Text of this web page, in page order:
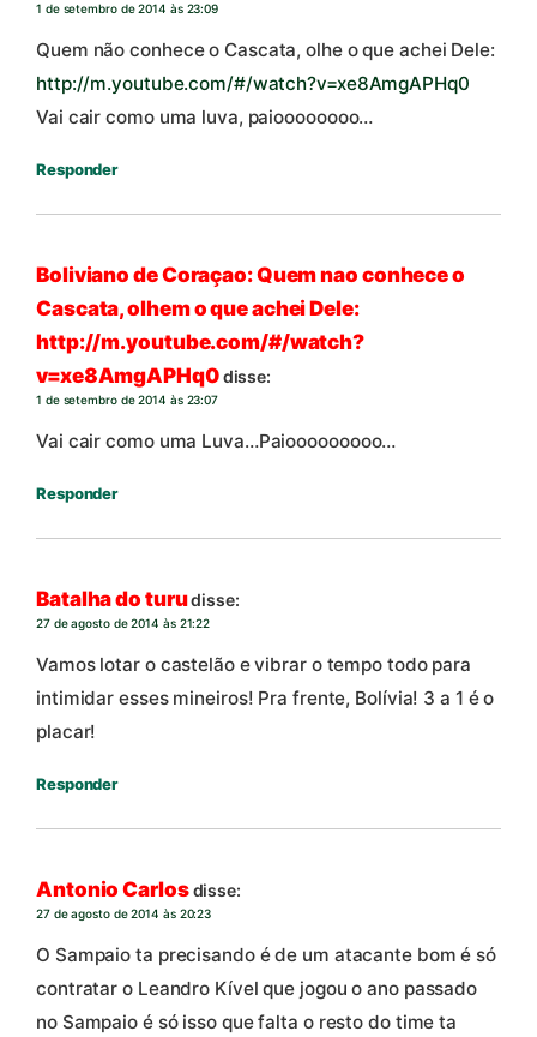
1 de setembro de 2014 às 23:09
Quem não conhece o Cascata, olhe o que achei Dele:
http://m.youtube.com/#/watch?v=xe8AmgAPHq0
Vai cair como uma luva, paioooooooo…
Responder
Boliviano de Coraçao: Quem nao conhece o
Cascata, olhem o que achei Dele:
http://m.youtube.com/#/watch?
v=xe8AmgAPHq0disse:
1 de setembro de 2014 às 23:07
Vai cair como uma Luva…Paiooooooooo…
Responder
Batalha do turudisse:
27 de agosto de 2014 às 21:22
Vamos lotar o castelão e vibrar o tempo todo para
intimidar esses mineiros! Pra frente, Bolívia! 3 a 1 é o
placar!
Responder
Antonio Carlosdisse:
27 de agosto de 2014 às 20:23
O Sampaio ta precisando é de um atacante bom é só
contratar o Leandro Kível que jogou o ano passado
no Sampaio é só isso que falta o resto do time ta